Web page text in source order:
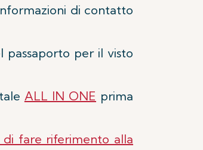
di contatto
passaporto per il visto
ALL IN ONE prima
di fare riferimento alla